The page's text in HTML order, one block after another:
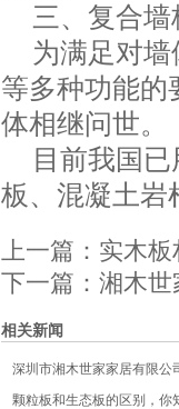
三、复合墙
为满足对墙
等多种功能的
体相继问世。
目前我国已
板、混凝土岩
上一篇： 实木
下一篇： 湘木世
相关新闻
深圳市湘木世家家居有限公
颗粒板和生态板的区别，你